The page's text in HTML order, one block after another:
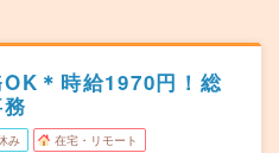
OK＊時給1970円！総
み 在宅・リモート